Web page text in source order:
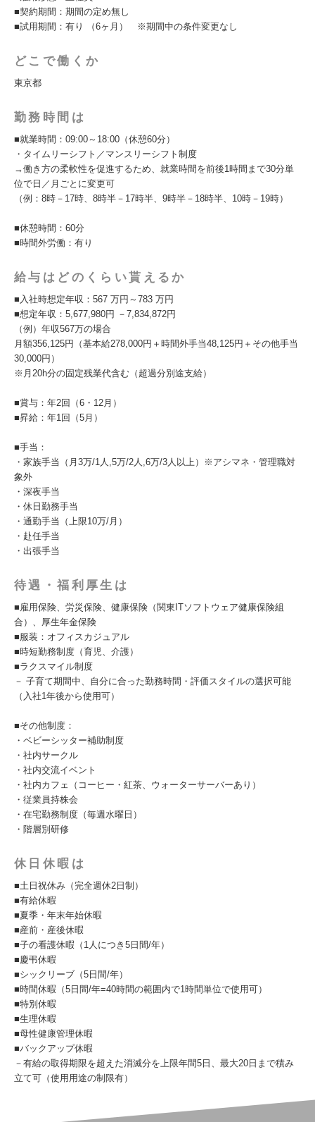
■契約期間：期間の定め無し
■試用期間：有り （6ヶ月） ※期間中の条件変更なし
どこで働くか
東京都
勤務時間は
■就業時間：09:00～18:00（休憩60分）
・タイムリーシフト／マンスリーシフト制度
→働き方の柔軟性を促進するため、就業時間を前後1時間まで30分単
位で日／月ごとに変更可
（例：8時－17時、8時半－17時半、9時半－18時半、10時－19時）
■休憩時間：60分
■時間外労働：有り
給与はどのくらい貰えるか
■入社時想定年収：567 万円～783 万円
■想定年収：5,677,980円 －7,834,872円
（例）年収567万の場合
月額356,125円（基本給278,000円＋時間外手当48,125円＋その他手当
30,000円）
※月20h分の固定残業代含む（超過分別途支給）
■賞与：年2回（6・12月）
■昇給：年1回（5月）
■手当：
・家族手当（月3万/1人,5万/2人,6万/3人以上）※アシマネ・管理職対
象外
・深夜手当
・休日勤務手当
・通勤手当（上限10万/月）
・赴任手当
・出張手当
待遇・福利厚生は
■雇用保険、労災保険、健康保険（関東ITソフトウェア健康保険組
合）、厚生年金保険
■服装：オフィスカジュアル
■時短勤務制度（育児、介護）
■ラクスマイル制度
－ 子育て期間中、自分に合った勤務時間・評価スタイルの選択可能
（入社1年後から使用可）
■その他制度：
・ベビーシッター補助制度
・社内サークル
・社内交流イベント
・社内カフェ（コーヒー・紅茶、ウォーターサーバーあり）
・従業員持株会
・在宅勤務制度（毎週水曜日）
・階層別研修
休日休暇は
■土日祝休み（完全週休2日制）
■有給休暇
■夏季・年末年始休暇
■産前・産後休暇
■子の看護休暇（1人につき5日間/年）
■慶弔休暇
■シックリーブ（5日間/年）
■時間休暇（5日間/年=40時間の範囲内で1時間単位で使用可）
■特別休暇
■生理休暇
■母性健康管理休暇
■バックアップ休暇
－有給の取得期限を超えた消滅分を上限年間5日、最大20日まで積み
立て可（使用用途の制限有）